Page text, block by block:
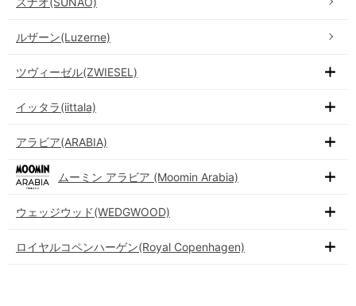
ルザーン(Luzerne)
ツヴィーゼル(ZWIESEL)
イッタラ(iittala)
アラビア(ARABIA)
ムーミン アラビア (Moomin Arabia)
ウェッジウッド(WEDGWOOD)
ロイヤルコペンハーゲン(Royal Copenhagen)